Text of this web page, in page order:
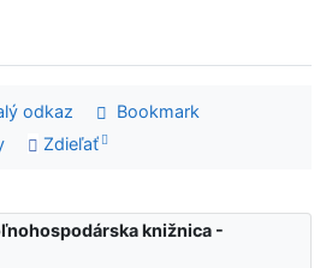
odkaz
Bookmark
Zdieľať
knižnica -